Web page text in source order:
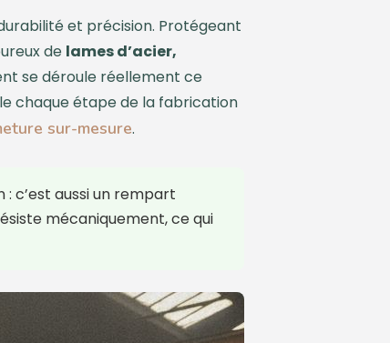
et précision. Protégeant
de lames d’acier,
se déroule réellement ce
chaque étape de la fabrication
sur-mesure.
c’est aussi un rempart
mécaniquement, ce qui